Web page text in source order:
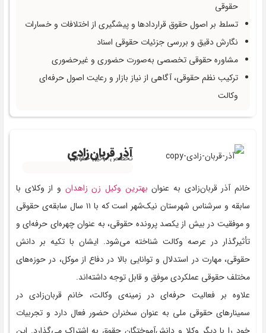
حقوقی
تسلط بر اصول حقوق قراردادها و پیشگیری از اختلافات و خسارات
نگارش دقیق و بررسی جزئیات حقوقی اسناد
مشاوره حقوقی تخصصی به‌صورت حضوری و غیرحضوری
ترکیب نظم حقوقی، آگاهی از نیاز بازار و رعایت اصول حرفه‌ای
وکالت
آذر قربان‌زادی
تخصص: وکیل حقوقی
خانم آذر قربان‌زادی به عنوان بهترین وکیل زن زاهدان و از وکلای با
سابقه و سرشناس شهرستان نیک‌شهر است که با ۱۱ سال سابقه‌ی حقوقی
و موفقیت در بیش از یکصد پرونده حقوقی، به عنوان چهره‌ای حرفه‌ای و
تأثیرگذار در عرصه وکالت شناخته می‌شود. ایشان با تکیه بر دانش
حقوقی، مهارت در استدلال و توانایی بالا در دفاع از موکل، در حوزه‌های
مختلف حقوقی عملکردی موفق و قابل توجه داشته‌اند.
علاوه بر فعالیت حرفه‌ای در زمینه‌ی وکالت، خانم قربان‌زادی در
سمینارهای حقوقی ملی به عنوان سخنران حضور فعال دارد و تجربیات